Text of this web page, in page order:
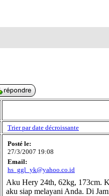
Trier par date décroissante
Posté le:
27/3/2007 19:08
Email:
hs_ggl_yk@yahoo.co.id
Aku Hery 24th, 62kg, 173cm.
aku siap melayani Anda. Di